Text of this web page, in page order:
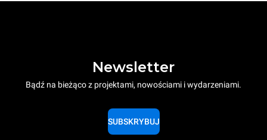
Newsletter
Bądź na bieżąco z projektami, nowościami i wydarzeniami.
SUBSKRYBUJ